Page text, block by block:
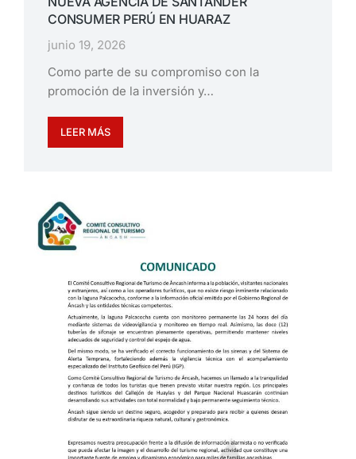
CONSUMER PERÚ EN HUARAZ
junio 19, 2026
Como parte de su compromiso con la
promoción de la inversión y…
LEER MÁS